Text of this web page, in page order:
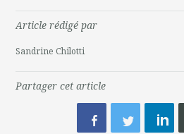
Article rédigé par
Sandrine Chilotti
Partager cet article